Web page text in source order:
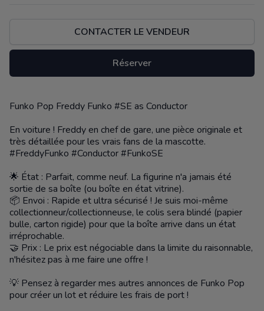
CONTACTER LE VENDEUR
Réserver
Description
Funko Pop Freddy Funko #SE as Conductor
En voiture ! Freddy en chef de gare, une pièce originale et
très détaillée pour les vrais fans de la mascotte.
#FreddyFunko #Conductor #FunkoSE
🌟 État : Parfait, comme neuf. La figurine n'a jamais été
sortie de sa boîte (ou boîte en état vitrine).
📦 Envoi : Rapide et ultra sécurisé ! Je suis moi-même
collectionneur/collectionneuse, le colis sera blindé (papier
bulle, carton rigide) pour que la boîte arrive dans un état
irréprochable.
🤝 Prix : Le prix est négociable dans la limite du raisonnable,
n'hésitez pas à me faire une offre !
💡 Pensez à regarder mes autres annonces de Funko Pop
pour créer un lot et réduire les frais de port !